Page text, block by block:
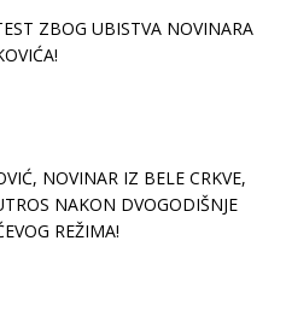
ZBOG UBISTVA NOVINARA
NOVINAR IZ BELE CRKVE,
NAKON DVOGODIŠNJE
REŽIMA!